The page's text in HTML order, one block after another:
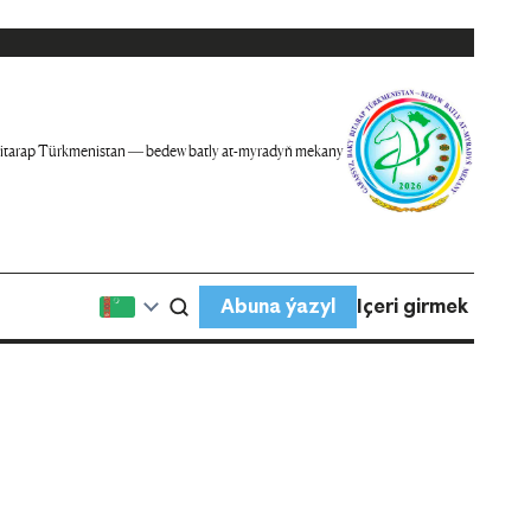
Türkmenistan — bedew batly at-myradyň mekany
Abuna ýazyl Içeri girmek